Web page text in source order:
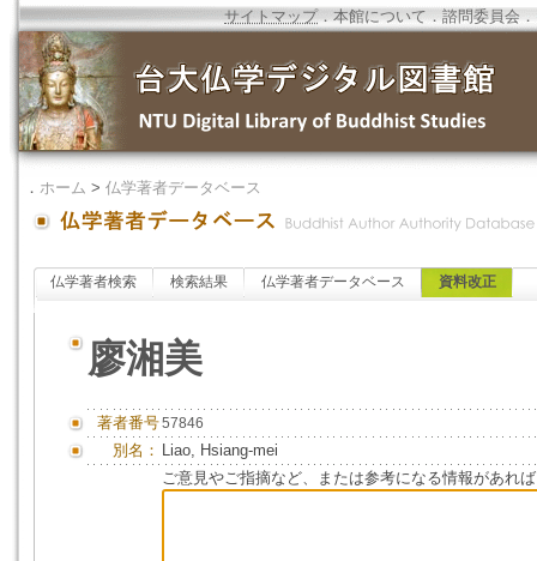
サイトマップ．本館について ．諮問委員会 ．
． ホーム > 仏学著者データベース
仏学著者検索 検索結果 仏学著者データベース 資料改正
廖湘美
著者番号57846
別名： Liao, Hsiang-mei
ご意見やご指摘など、または参考になる情報があれ